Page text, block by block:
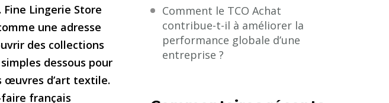
Fine Lingerie Store
une adresse
des collections
dessous pour
œuvres d’art textile.
français
Comment le TCO Achat
contribue-t-il à améliorer la
performance globale d’une
entreprise ?